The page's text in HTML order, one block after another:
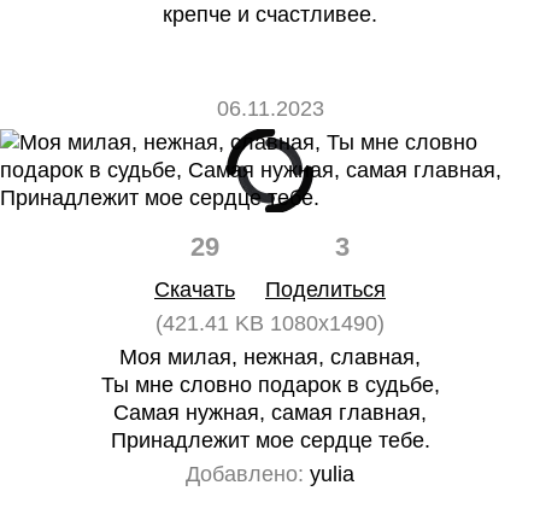
крепче и счастливее.
06.11.2023
29 3
Скачать
Поделиться
(421.41 KB 1080x1490)
Моя милая, нежная, славная,
Ты мне словно подарок в судьбе,
Самая нужная, самая главная,
Принадлежит мое сердце тебе.
Добавлено: yulia